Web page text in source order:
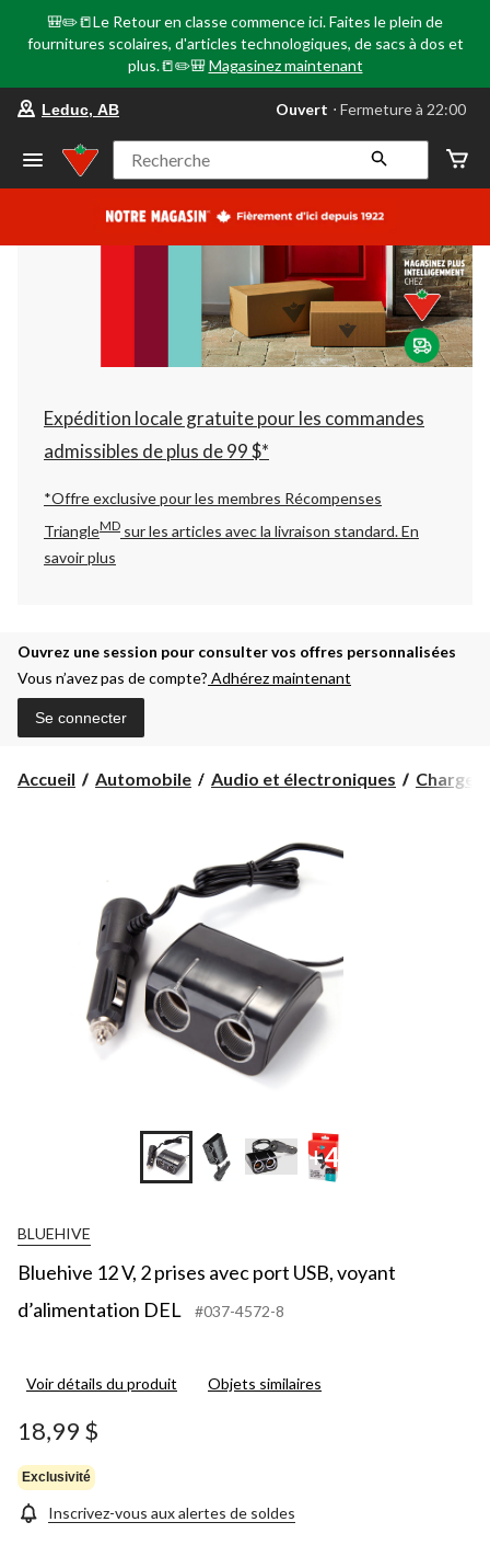
🎒✏️📒Le Retour en classe commence ici. Faites le plein de
fournitures scolaires, d'articles technologiques, de sacs à dos et
plus.📒✏️🎒 Magasinez maintenant
votre
préféré
Leduc,
AB,
courament
Fermeture
à
22:00
cliquer
pour
changer
Leduc, AB Ouvert ⋅ Fermeture à 22:00
Recherche
Expédition locale gratuite pour les commandes
admissibles de plus de 99 $*
*Offre exclusive pour les membres Récompenses
TriangleMD sur les articles avec la livraison standard.En
savoir plus
Ouvrez une session pour consulter vos offres personnalisées
Vous n’avez pas de compte? Adhérez maintenant
Se connecter
Accueil Automobile Audio et électroniques
+4
BLUEHIVE
Bluehive 12 V, 2 prises avec port USB, voyant
d’alimentation DEL
#037-4572-8
Voir détails du produit Objets similaires
18,99 $
Exclusivité
Inscrivez-vous aux alertes de soldes